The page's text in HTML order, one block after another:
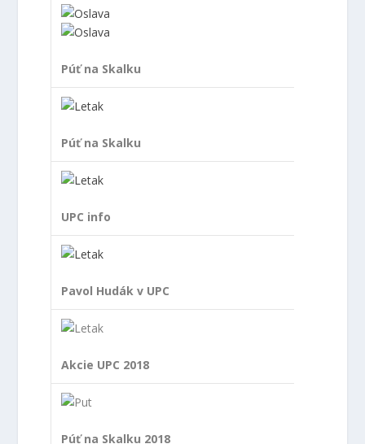
Púť na Skalku
Púť na Skalku
UPC info
Pavol Hudák v UPC
Akcie UPC 2018
Púť na Skalku 2018